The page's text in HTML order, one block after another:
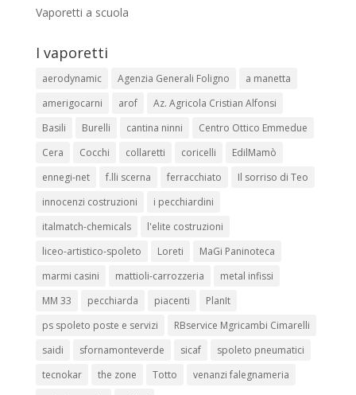
Vaporetti a scuola
I vaporetti
aerodynamic Agenzia Generali Foligno
a manetta
amerigocarni
arof
Az. Agricola Cristian Alfonsi
Basili
Burelli cantina ninni
Centro Ottico Emmedue
Cera
Cocchi collaretti coricelli
EdilMamò
ennegi-net
f.lli scerna ferracchiato
Il sorriso di Teo
innocenzi costruzioni
i pecchiardini
italmatch-chemicals
l'elite costruzioni
liceo-artistico-spoleto
Loreti
MaGi Paninoteca
marmi casini
mattioli-carrozzeria
metal infissi
MM 33
pecchiarda piacenti
PlanIt
ps spoleto poste e servizi
RBservice Mgricambi Cimarelli
saidi
sfornamonteverde sicaf
spoleto pneumatici
tecnokar
the zone Totto
venanzi falegnameria